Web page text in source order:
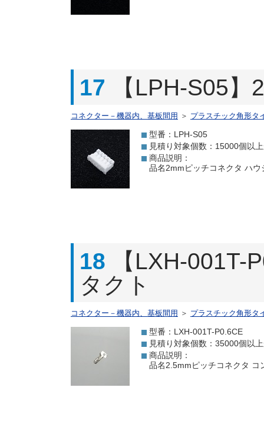
17 【LPH-S05
コネクター－機器内、基板間用 ＞ プラスチック角形タ
型番：LPH-S05
見積り対象個数：15000個以
商品説明：
品名2mmピッチコネクタ ハ
18
【LXH-
タクト
コネクター－機器内、基板間用 ＞ プラスチック角形タ
型番：LXH-001T-P0.6CE
見積り対象個数：35000個以
商品説明：
品名2.5mmピッチコネクタ コ